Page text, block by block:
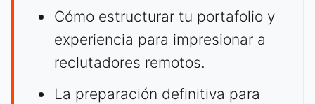
Cómo estructurar tu portafolio y
experiencia para impresionar a
reclutadores remotos.
La preparación definitiva para